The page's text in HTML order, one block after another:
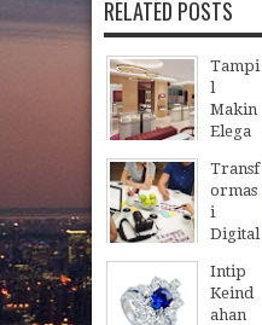
RELATED POSTS
Tampi
l
Makin
Elega
Reko
mend
asi
Toko
Berlia
n
Trans
Transf
ormas
i
Digital
Lewat
Sentu
han
Intip
Keind
ahan